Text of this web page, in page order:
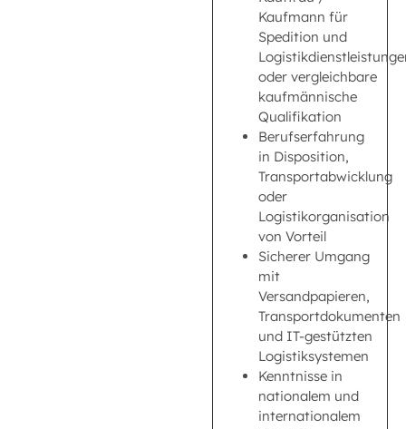
Kaufmann für
Spedition und
oder vergleichbare
kaufmännische
Qualifikation
Berufserfahrung
in Disposition,
Transportabwicklung
oder
Logistikorganisation
von Vorteil
Sicherer Umgang
mit
Versandpapieren,
Transportdokumenten
und IT-gestützten
Logistiksystemen
Kenntnisse in
nationalem und
internationalem